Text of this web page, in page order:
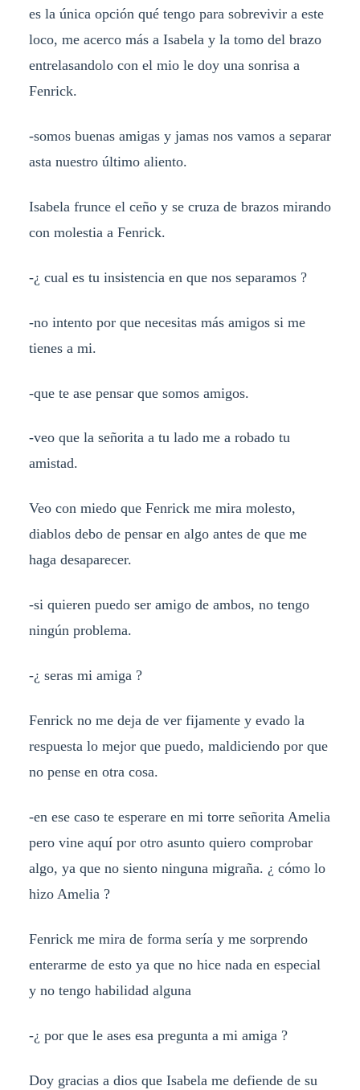
es la única opción qué tengo para sobrevivir a este
loco, me acerco más a Isabela y la tomo del brazo
entrelasandolo con el mio le doy una sonrisa a
Fenrick.
-somos buenas amigas y jamas nos vamos a separar
asta nuestro último aliento.
Isabela frunce el ceño y se cruza de brazos mirando
con molestia a Fenrick.
-¿ cual es tu insistencia en que nos separamos ?
-no intento por que necesitas más amigos si me
tienes a mi.
-que te ase pensar que somos amigos.
-veo que la señorita a tu lado me a robado tu
amistad.
Veo con miedo que Fenrick me mira molesto,
diablos debo de pensar en algo antes de que me
haga desaparecer.
-si quieren puedo ser amigo de ambos, no tengo
ningún problema.
-¿ seras mi amiga ?
Fenrick no me deja de ver fijamente y evado la
respuesta lo mejor que puedo, maldiciendo por que
no pense en otra cosa.
-en ese caso te esperare en mi torre señorita Amelia
pero vine aquí por otro asunto quiero comprobar
algo, ya que no siento ninguna migraña. ¿ cómo lo
hizo Amelia ?
Fenrick me mira de forma sería y me sorprendo
enterarme de esto ya que no hice nada en especial
y no tengo habilidad alguna
-¿ por que le ases esa pregunta a mi amiga ?
Doy gracias a dios que Isabela me defiende de su